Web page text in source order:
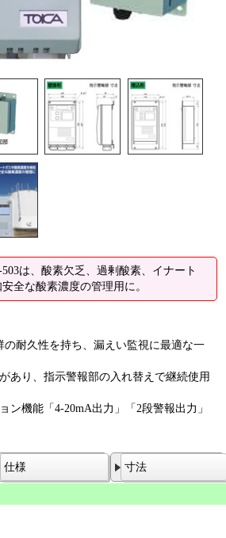
は、酸素欠乏、過剰酸素、イナート
全な酸素濃度の管理用に。
耐久性を持ち、漏えい監視に最適な一
あり、指示警報部の入れ替えで継続使用
ン機能「4-20mA出力」「2段警報出力」
仕様 寸法